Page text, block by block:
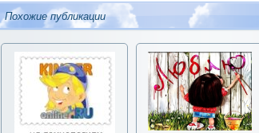
Похожие публикации